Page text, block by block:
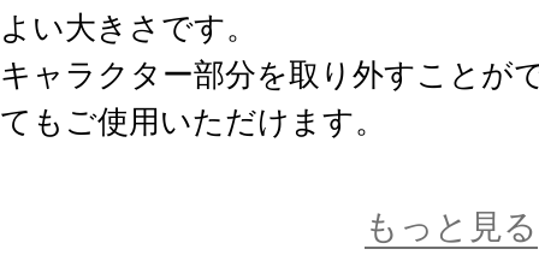
よい大きさです。
キャラクター部分を取り外すことが
てもご使用いただけます。
に使用することで、より可愛く、よ
もっと見る